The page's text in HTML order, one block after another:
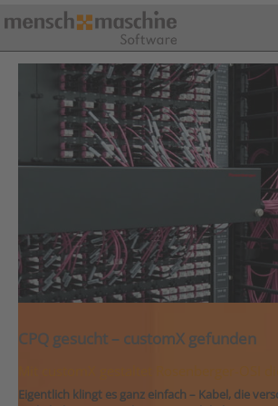
CPQ gesucht – customX gefunden
Eigentlich klingt es ganz einfach – Kabel, die